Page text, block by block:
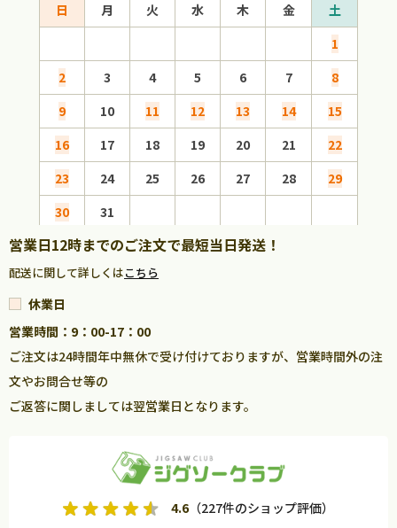
日 月 火 水 木 金
土
1
2
3 4 5 6 7
8
9
10 11 12 13 14
15
16
17 18 19 20 21
22
23
24 25 26 27 28
29
30
31
営業日12時までのご注文で最短当日発送！
配送に関して詳しくはこちら
休業日
営業時間：9：00-17：00
ご注文は24時間年中無休で受け付けておりますが、営業時間外の注
文やお問合せ等の
ご返答に関しましては翌営業日となります。
4.6 （227件のショップ評価）